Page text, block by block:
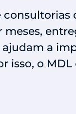
consultorias
meses,
ajudam a
isso, o MDL